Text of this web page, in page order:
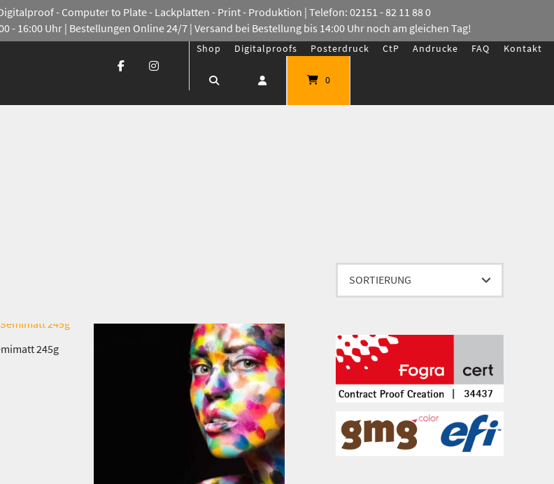
- Computer to Plate - Lackplatten - Print - Produktion | Telefon: 02151 - 82 11 88 0
- 16:00 Uhr | Bestellungen Online 24/7 | Versand bei Bestellung bis 14:00 Uhr noch am gleichen Tag!
Shop Digitalproofs Posterdruck CtP Andrucke FAQ Kontakt
0
gewählt werden
245g
Dieses Produkt weist mehrere Varianten auf. Die Optionen können auf der Produktseite gewählt werden